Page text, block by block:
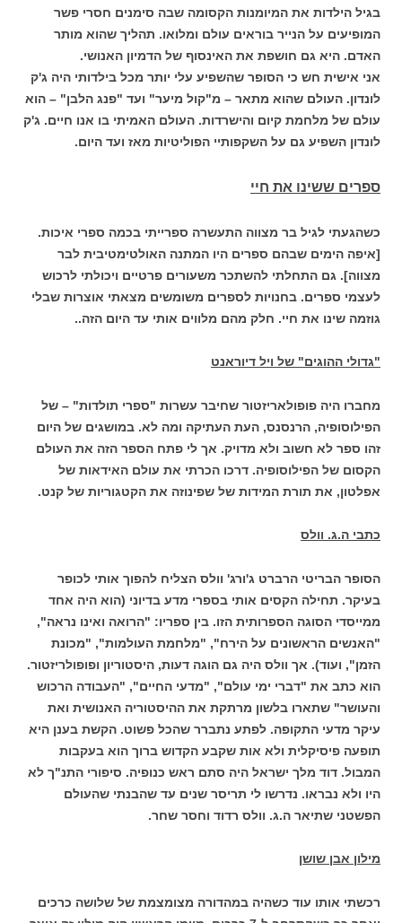
בגיל הילדות את המיומנות הקסומה שבה סימנים חסרי פשר
המופיעים על הנייר בוראים עולם ומלואו. תהליך שהוא מותר
האדם. היא גם חושפת את האינסוף של הדמיון האנושי.
אני אישית חש כי הסופר שהשפיע עלי יותר מכל בילדותי היה ג'ק
לונדון. העולם שהוא מתאר – מ"קול מיער" ועד "פנג הלבן" – הוא
עולם של מלחמת קיום והישרדות. העולם האמיתי בו אנו חיים. ג'ק
לונדון השפיע גם על השקפותיי הפוליטיות מאז ועד היום.
ספרים ששינו את חיי
כשהגעתי לגיל בר מצווה התעשרה ספרייתי בכמה ספרי איכות.
[איפה הימים שבהם ספרים היו המתנה האולטימטיבית לבר
מצווה]. גם התחלתי להשתכר משעורים פרטיים ויכולתי לרכוש
לעצמי ספרים. בחנויות לספרים משומשים מצאתי אוצרות שבלי
גוזמה שינו את חיי. חלק מהם מלווים אותי עד היום הזה..
"גדולי ההוגים" של ויל דיוראנט
מחברו היה פופולאריזטור שחיבר עשרות "ספרי תולדות" – של
הפילוסופיה, הרנסנס, העת העתיקה ומה לא. במושגים של היום
זהו ספר לא חשוב ולא מדויק. אך לי פתח הספר הזה את העולם
הקסום של הפילוסופיה. דרכו הכרתי את עולם האידאות של
אפלטון, את תורת המידות של שפינוזה את הקטגוריות של קנט.
כתבי ה.ג. וולס
הסופר הבריטי הרברט ג'ורג' וולס הצליח להפוך אותי לכופר
בעיקר. תחילה הקסים אותי בספרי מדע בדיוני (הוא היה אחד
ממייסדי הסוגה הספרותית הזו. בין ספריו: "הרואה ואינו נראה",
"האנשים הראשונים על הירח", "מלחמת העולמות", "מכונת
הזמן", ועוד). אך וולס היה גם הוגה דעות, היסטוריון ופופולריזטור.
הוא כתב את "דברי ימי עולם", "מדעי החיים", "העבודה הרכוש
והעושר" שתארו בלשון מרתקת את ההיסטוריה האנושית ואת
עיקר מדעי התקופה. לפתע נתברר שהכל פשוט. הקשת בענן היא
תופעה פיסיקלית ולא אות שקבע הקדוש ברוך הוא בעקבות
המבול. דוד מלך ישראל היה סתם ראש כנופיה. סיפורי התנ"ך לא
היו ולא נבראו. נדרשו לי תריסר שנים עד שהבנתי שהעולם
הפשטני שתיאר ה.ג. וולס רדוד וחסר שחר.
מילון אבן שושן
רכשתי אותו עוד כשהיה במהדורה מצומצמת של שלושה כרכים